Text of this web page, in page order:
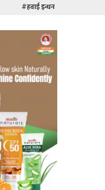
#हवाई इन्धन